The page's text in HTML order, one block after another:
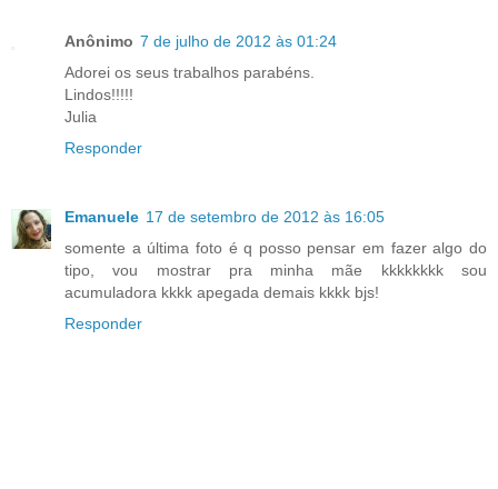
Anônimo 7 de julho de 2012 às 01:24
Adorei os seus trabalhos parabéns.
Lindos!!!!!
Julia
Responder
Emanuele 17 de setembro de 2012 às 16:05
somente a última foto é q posso pensar em fazer algo do
tipo, vou mostrar pra minha mãe kkkkkkkk sou
acumuladora kkkk apegada demais kkkk bjs!
Responder